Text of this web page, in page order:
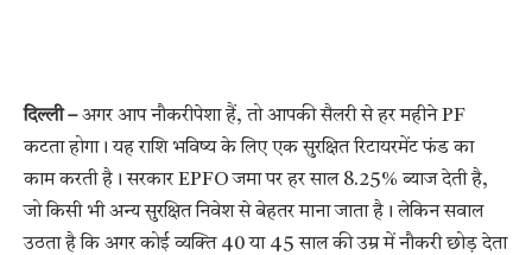
दिल्ली –अगर आप नौकरीपेशा हैं, तो आपकी सैलरी से हर महीने PF
कटता होगा। यह राशि भविष्य के लिए एक सुरक्षित रिटायरमेंट फंड का
काम करती है। सरकार EPFO जमा पर हर साल 8.25% ब्याज देती है,
जो किसी भी अन्य सुरक्षित निवेश से बेहतर माना जाता है। लेकिन सवाल
उठता है कि अगर कोई व्यक्ति 40 या 45 साल की उम्र में नौकरी छोड़ देता